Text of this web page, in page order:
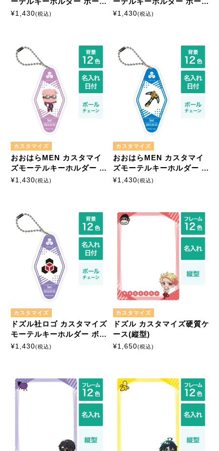
チェーン
¥1,430(税込)
チェーン
¥1,430(税込)
カスタマイズ
おおはらMEN カスタマイ
ズモーテルキーホルダー ボ
ールチェーン
¥1,430(税込)
カスタマイズ
おおはらMEN カスタマイ
ズモーテルキーホルダー ボ
ールチェーン
¥1,430(税込)
カスタマイズ
ドズル社ロゴ カスタマイズ
モーテルキーホルダー ボー
ルチェーン
¥1,430(税込)
カスタマイズ
ドズル カスタマイズ硬質ケ
ース(縦型)
¥1,650(税込)